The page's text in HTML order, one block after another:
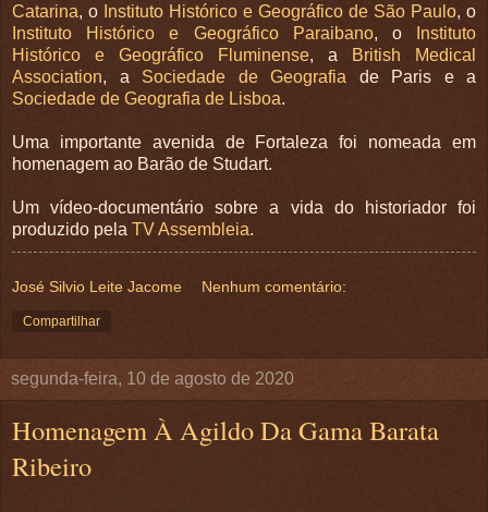
Catarina, o Instituto Histórico e Geográfico de São Paulo, o
Instituto Histórico e Geográfico Paraibano, o
Instituto
Histórico e Geográfico Fluminense, a
British Medical
Association, a Sociedade de Geografia de Paris e a
Sociedade de Geografia de Lisboa.
Uma importante avenida de Fortaleza foi nomeada em
homenagem ao Barão de Studart.
Um vídeo-documentário sobre a vida do historiador foi
produzido pela TV Assembleia.
José Silvio Leite Jacome Nenhum comentário:
Compartilhar
segunda-feira, 10 de agosto de 2020
Homenagem À Agildo Da Gama Barata
Ribeiro